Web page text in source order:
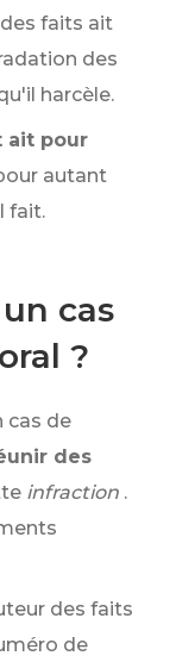
faits ait
des
harcèle.
ait pour
autant
fait.
cas
?
cas de
des
infraction .
des faits
de